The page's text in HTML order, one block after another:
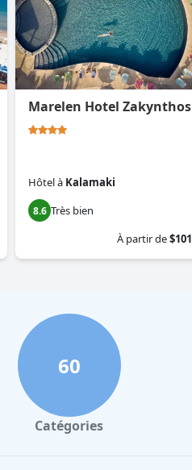
Marelen Hotel Zakynthos
Hôtelà Kalamaki
8.6 Très bien
À partir de$101
60
Catégories